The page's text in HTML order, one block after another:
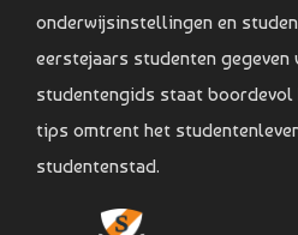
onderwijsinstellingen en
eerstejaars studenten gegeven
studentengids staat boordevol
tips omtrent het
studentenstad.